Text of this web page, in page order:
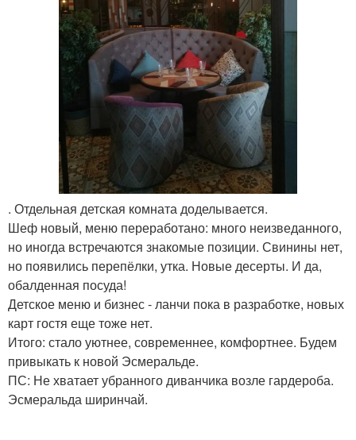
. Отдельная детская комната доделывается.
Шеф новый, меню переработано: много неизведанного,
но иногда встречаются знакомые позиции. Свинины нет,
но появились перепёлки, утка. Новые десерты. И да,
обалденная посуда!
Детское меню и бизнес - ланчи пока в разработке, новых
карт гостя еще тоже нет.
Итого: стало уютнее, современнее, комфортнее. Будем
привыкать к новой Эсмеральде.
ПС: Не хватает убранного диванчика возле гардероба.
Эсмеральда ширинчай.